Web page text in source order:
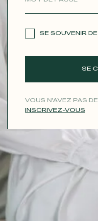
SE SOUVENIR DE
SE
VOUS N'AVEZ PAS
INSCRIVEZ-VOUS